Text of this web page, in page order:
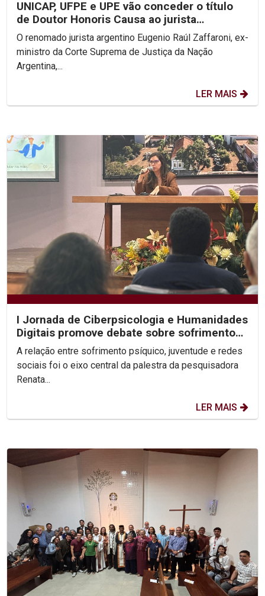
UNICAP, UFPE e UPE vão conceder o título
de Doutor Honoris Causa ao jurista
argentino Eugenio...
O renomado jurista argentino Eugenio Raúl Zaffaroni, ex-
ministro da Corte Suprema de Justiça da Nação
Argentina,...
LER MAIS
I Jornada de Ciberpsicologia e Humanidades
Digitais promove debate sobre sofrimento
psíquico nas...
A relação entre sofrimento psíquico, juventude e redes
sociais foi o eixo central da palestra da pesquisadora
Renata...
LER MAIS